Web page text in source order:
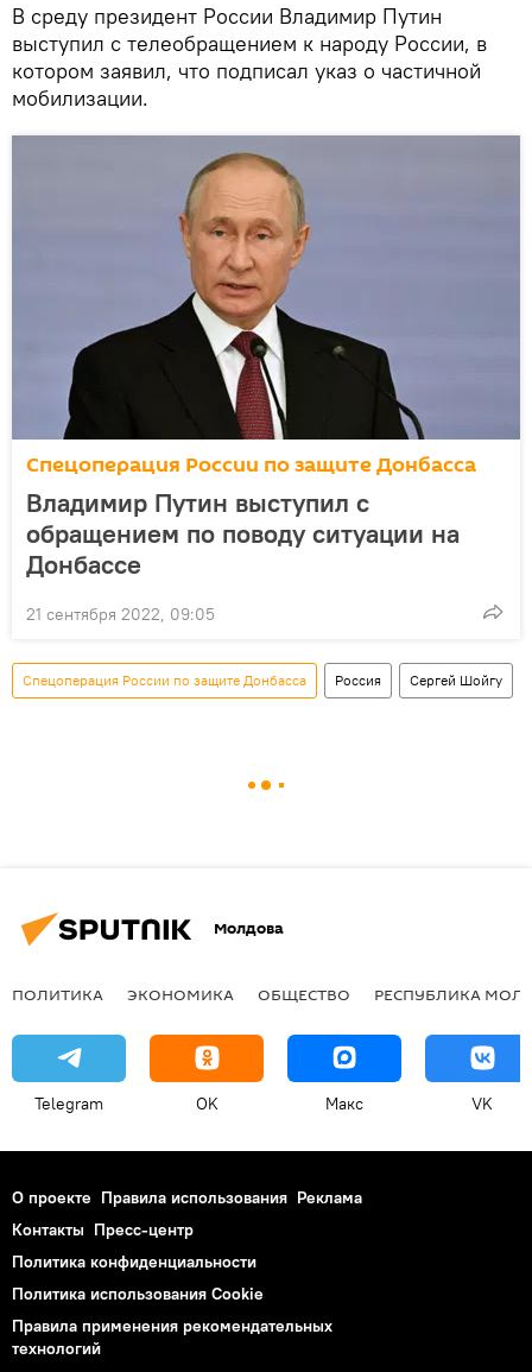
В среду президент России Владимир Путин
выступил с телеобращением к народу России, в
котором заявил, что подписал указ о частичной
мобилизации.
Спецоперация России по защите Донбасса
Владимир Путин выступил с
обращением по поводу ситуации на
Донбассе
21 сентября 2022, 09:05
Спецоперация России по защите Донбасса Россия Сергей Шойгу
Молдова
ПОЛИТИКА ЭКОНОМИКА ОБЩЕСТВО РЕСПУБЛИКА
Telegram OK Макс VK
О проекте Правила использования Реклама
Контакты Пресс-центр
Политика конфиденциальности
Политика использования Cookie
Правила применения рекомендательных
технологий